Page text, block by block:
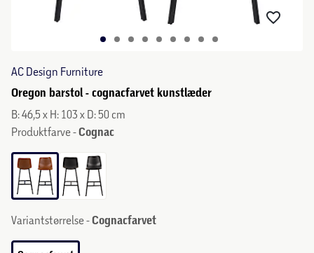
AC Design Furniture
Oregon barstol - cognacfarvet kunstlæder
B: 46,5 x H: 103 x D: 50 cm
Produktfarve -Cognac
Variantstørrelse -Cognacfarvet